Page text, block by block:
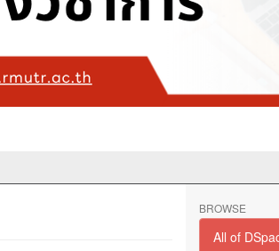
BROWSE
All of